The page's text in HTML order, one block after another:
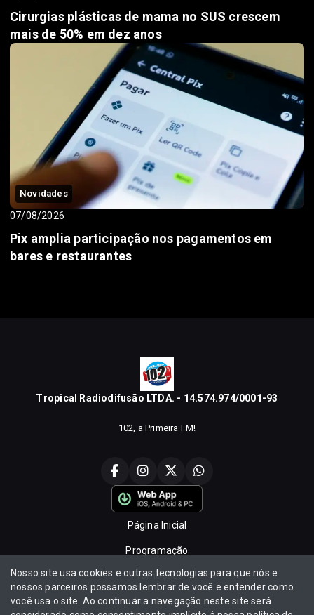
Cirurgias plásticas de mama no SUS crescem
mais de 50% em dez anos
Novidades
07/08/2026
Pix amplia participação nos pagamentos em
bares e restaurantes
Tropical Radiodifusão LTDA. - 14.574.974/0001-93
102, a Primeira FM!
Página Inicial
Programação
Promoções
Locutores
Nosso site usa cookies e outras tecnologias para que nós e
nossos parceiros possamos lembrar de você e entender como
você usa o site. Ao continuar a navegação neste site será